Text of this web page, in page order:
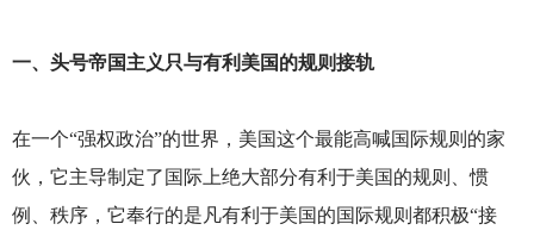
一、头号帝国主义只与有利美国的规则接轨
在一个“强权政治”的世界，美国这个最能高喊国际规则的家
伙，它主导制定了国际上绝大部分有利于美国的规则、惯
例、秩序，它奉行的是凡有利于美国的国际规则都积极“接